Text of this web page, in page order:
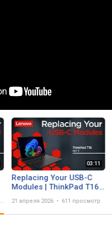
Replacing Your USB-C
Modules | ThinkPad T16
Service
21 апреля 2026 611 просмотр